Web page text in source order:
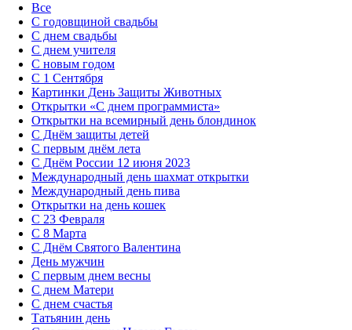
Все
С годовщиной свадьбы
С днем свадьбы
С днем учителя
С новым годом
С 1 Сентября
Картинки День Защиты Животных
Открытки «‎С днем программиста»‎
Открытки на всемирный день блондинок
С Днём защиты детей
С первым днём лета
С Днём России 12 июня 2023
Международный день шахмат открытки
Международный день пива
Открытки на день кошек
С 23 Февраля
С 8 Марта
С Днём Святого Валентина
День мужчин
С первым днем весны
С днем Матери
C днем счастья
Татьянин день